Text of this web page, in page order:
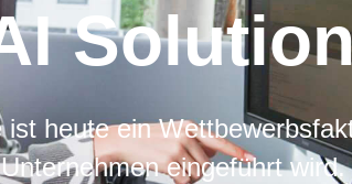
heute ein
eingeführt wird.